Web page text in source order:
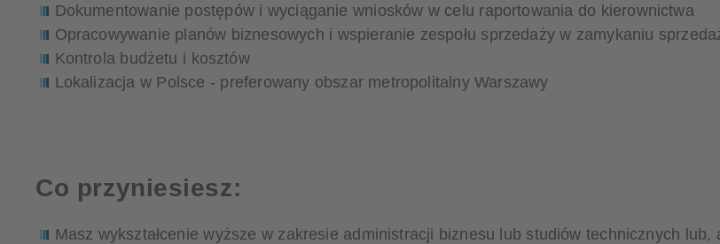
Dokumentowanie postępów i wyciąganie wniosków w celu raportowania do kierownictwa
Opracowywanie planów biznesowych i wspieranie zespołu sprzedaży w zamykaniu
Kontrola budżetu i kosztów
Lokalizacja w Polsce - preferowany obszar metropolitalny Warszawy
Co przyniesiesz:
Masz wykształcenie wyższe w zakresie administracji biznesu lub studiów technicznych